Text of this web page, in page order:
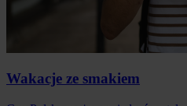
Wakacje ze smakiem